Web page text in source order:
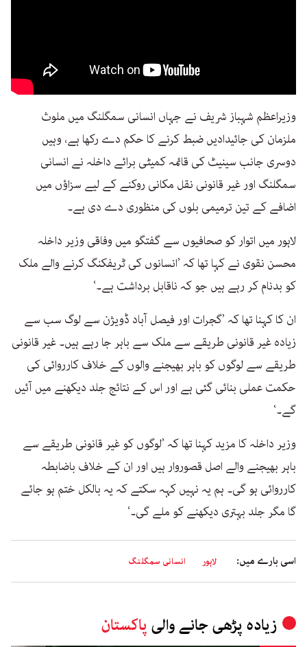
وزیراعظم شہباز شریف نے جہاں انسانی سمگلنگ میں ملوث
ملزمان کی جائیدادیں ضبط کرنے کا حکم دے رکھا ہے، وہیں
دوسری جانب سینیٹ کی قائمہ کمیٹی برائے داخلہ نے انسانی
سمگلنگ اور غیر قانونی نقل مکانی روکنے کے لیے سزاؤں میں
اضافے کے تین ترمیمی بلوں کی منظوری دے دی ہے۔
لاہور میں اتوار کو صحافیوں سے گفتگو میں وفاقی وزیر داخلہ
محسن نقوی نے کہا تھا کہ ’انسانوں کی ٹریفکنگ کرنے والے ملک
کو بدنام کر رہے ہیں جو کہ ناقابل برداشت ہے۔‘
ان کا کہنا تھا کہ ’گجرات اور فیصل آباد ڈویژن سے لوگ سب سے
زیادہ غیر قانونی طریقے سے ملک سے باہر جا رہے ہیں۔ غیر قانونی
طریقے سے لوگوں کو باہر بھیجنے والوں کے خلاف کارروائی کی
حکمت عملی بنائی گئی ہے اور اس کے نتائج جلد دیکھنے میں آئیں
گے۔‘
وزیر داخلہ کا مزید کہنا تھا کہ ’لوگوں کو غیر قانونی طریقے سے
باہر بھیجنے والے اصل قصوروار ہیں اور ان کے خلاف باضابطہ
کارروائی ہو گی۔ ہم یہ نہیں کہہ سکتے کہ یہ بالکل ختم ہو جائے
گا مگر جلد بہتری دیکھنے کو ملے گی۔‘
اسی بارے میں: لاہور انسانی سمگلنگ
زیادہ پڑھی جانے والی پاکستان